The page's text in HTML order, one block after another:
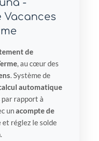
-
de
, au cœur des
. Système de
automatique
par rapport à
unacompte de
réglez le solde